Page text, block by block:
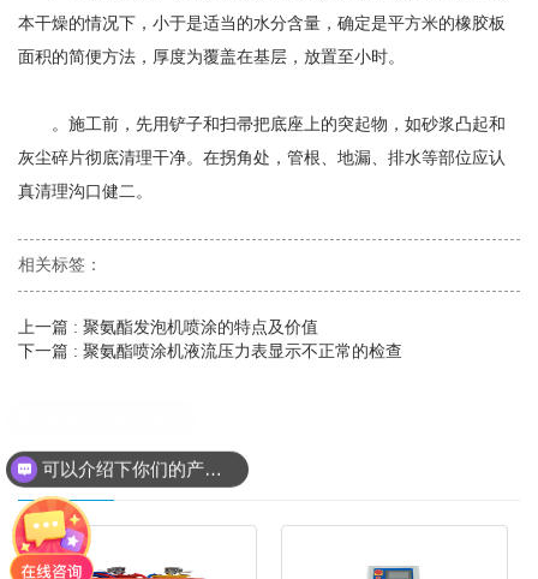
本干燥的情况下，小于是适当的水分含量，确定是平方米的橡胶板
面积的简便方法，厚度为覆盖在基层，放置至小时。
。施工前，先用铲子和扫帚把底座上的突起物，如砂浆凸起和
灰尘碎片彻底清理干净。在拐角处，管根、地漏、排水等部位应认
真清理沟口健二。
相关标签：
上一篇 : 聚氨酯发泡机喷涂的特点及价值
下一篇 : 聚氨酯喷涂机液流压力表显示不正常的检查
相关产品 可以介绍下你们的产品么